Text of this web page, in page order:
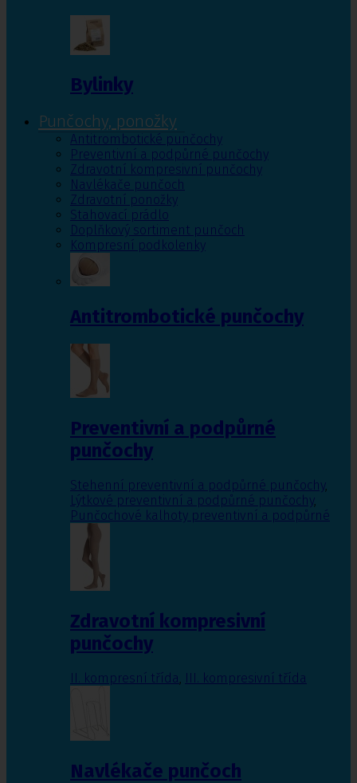
Bylinky
Punčochy, ponožky
Antitrombotické punčochy
Preventivní a podpůrné punčochy
Zdravotní kompresivní punčochy
Navlékače punčoch
Zdravotní ponožky
Stahovací prádlo
Doplňkový sortiment punčoch
Kompresní podkolenky
Antitrombotické punčochy
Preventivní a podpůrné
punčochy
Stehenní preventivní a podpůrné punčochy,
Lýtkové preventivní a podpůrné punčochy,
Punčochové kalhoty preventivní a podpůrné
Zdravotní kompresivní
punčochy
II. kompresní třída III. kompresivní třída
Navlékače punčoch